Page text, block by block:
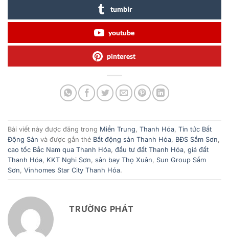
tumblr
youtube
pinterest
Bài viết này được đăng trong Miền Trung, Thanh Hóa, Tin tức Bất
Động Sản và được gắn thẻ Bất động sản Thanh Hóa, BĐS Sầm Sơn,
cao tốc Bắc Nam qua Thanh Hóa, đầu tư đất Thanh Hóa, giá đất
Thanh Hóa, KKT Nghi Sơn, sân bay Thọ Xuân, Sun Group Sầm
Sơn, Vinhomes Star City Thanh Hóa.
TRƯỜNG PHÁT